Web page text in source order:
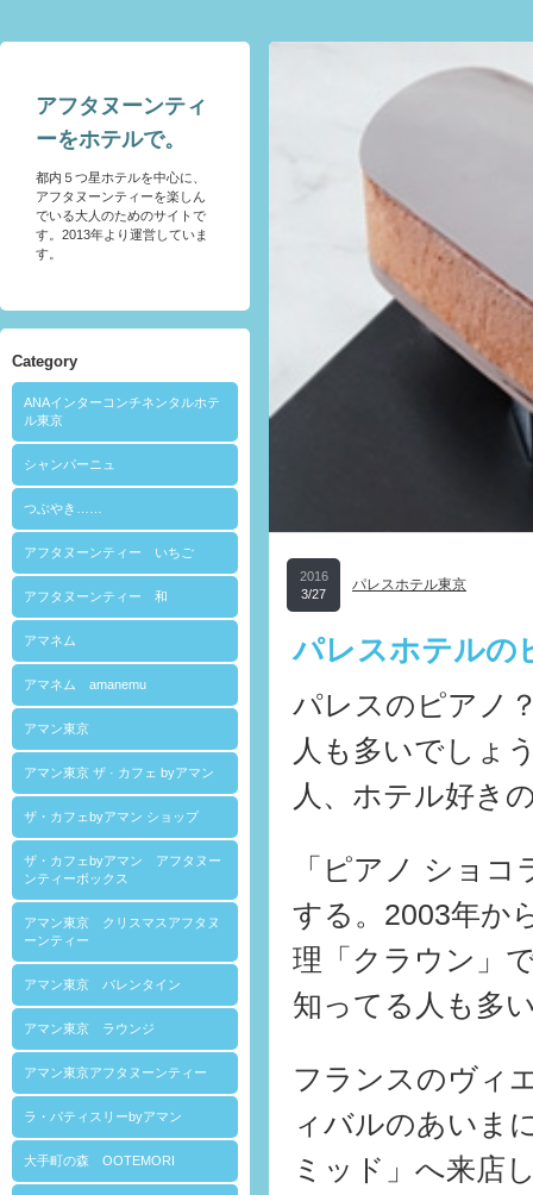
アフタヌーンティ
ーをホテルで。
都内５つ星ホテルを中心に、
アフタヌーンティーを楽しん
でいる大人のためのサイトで
す。2013年より運営していま
す。
Category
ANAインターコンチネンタルホテ
ル東京
シャンパーニュ
つぶやき……
アフタヌーンティー いちご
アフタヌーンティー 和
アマネム
アマネム amanemu
アマン東京
アマン東京 ザ · カフェ byアマン
ザ・カフェbyアマン ショップ
ザ・カフェbyアマン アフタヌー
ンティーボックス
アマン東京 クリスマスアフタヌ
ーンティー
アマン東京 バレンタイン
アマン東京 ラウンジ
アマン東京アフタヌーンティー
ラ・パティスリーbyアマン
大手町の森 OOTEMORI
2016
3/27
パレスホテル東京
パレスホテル
パレスのピアノ
人も多いでしょ
人、ホテル好き
「ピアノ ショ
する。2003年か
理「クラウン」
知ってる人も多
フランスのヴィ
ィバルのあいま
ミッド」へ来店